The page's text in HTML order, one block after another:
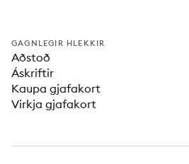
GAGNLEGIR HLEKKIR
Aðstoð
Áskriftir
Kaupa gjafakort
Virkja gjafakort